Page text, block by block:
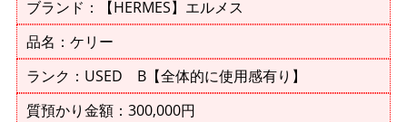
ブランド：【HERMES】エルメス
品名：ケリー
ランク：USED B【全体的に使用感有り】
質預かり金額：300,000円